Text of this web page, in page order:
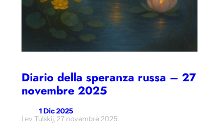
Diario della speranza russa – 27
novembre 2025
1 Dic 2025
Lev Tulskij, 27 novembre 2025